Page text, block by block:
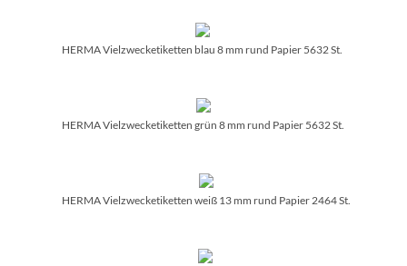
HERMA Vielzwecketiketten blau 8 mm rund Papier 5632 St.
HERMA Vielzwecketiketten grün 8 mm rund Papier 5632 St.
HERMA Vielzwecketiketten weiß 13 mm rund Papier 2464 St.